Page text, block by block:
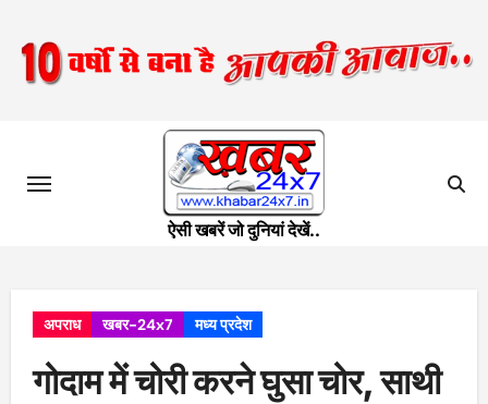
content
ऐसी खबरें जो दुनियां देखें..
अपराध खबर-24x7 मध्य प्रदेश
गोदाम में चोरी करने घुसा चोर, साथी